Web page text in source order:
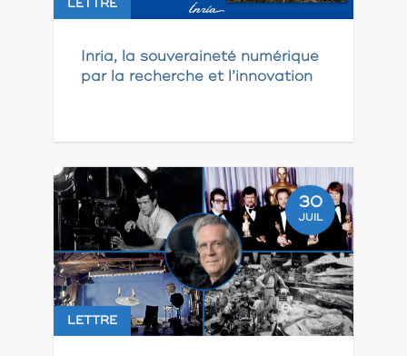
LETTRE
Inria, la souveraineté numérique
par la recherche et l’innovation
30
JUIL
LETTRE